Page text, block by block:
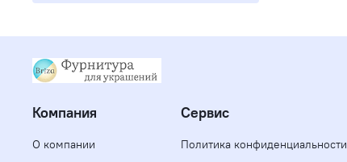
Компания
О компании
Сервис
Политика конфиденциальности